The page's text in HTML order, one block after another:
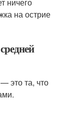
на острие
это та, что